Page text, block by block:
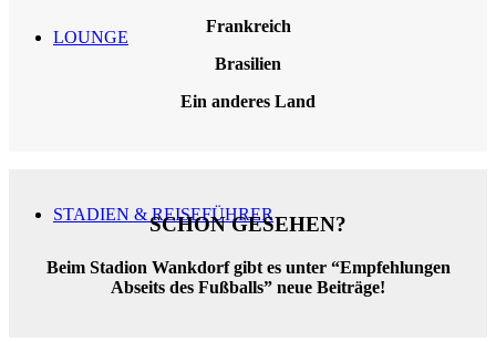
LOUNGE
STADIEN & REISEFÜHRER
Frankreich
Brasilien
Ein anderes Land
SCHON GESEHEN?
Beim Stadion Wankdorf gibt es unter “Empfehlungen
Abseits des Fußballs” neue Beiträge!